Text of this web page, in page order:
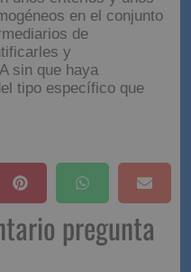
en el conjunto
de
y
sin que haya
tipo específico que